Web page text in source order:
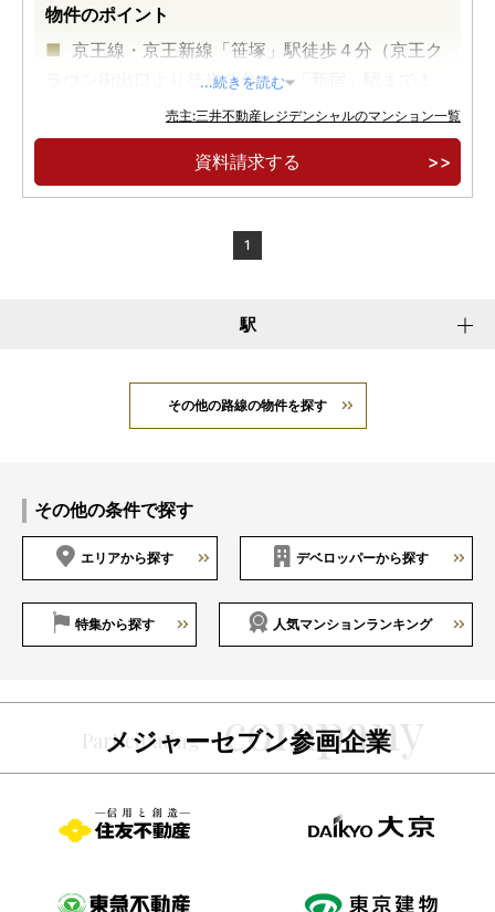
物件のポイント
京王線・京王新線「笹塚」駅徒歩４分（京王ク
ラウン街出口より徒歩３分）。「新宿」駅まで１
地上２８階建、全６５９邸。住・商・業・育の
一体複合開発、渋谷区最大級フラグシップタワー
レジデンス
標高約３７ｍの高台と周辺の住宅エリアが実現
...続きを読む
売主:三井不動産レジデンシャルのマンション一覧
資料請求する
1
駅
その他の路線の物件を探す
その他の条件で探す
エリアから探す デベロッパーから探す
特集から探す 人気マンションランキング
メジャーセブン参画企業